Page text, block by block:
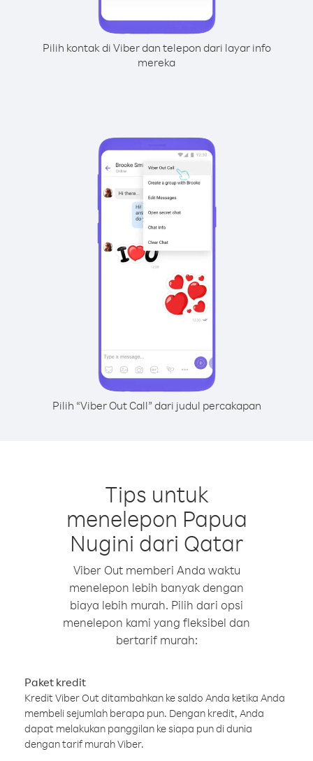
Pilih kontak di Viber dan telepon dari layar info
mereka
Pilih “Viber Out Call” dari judul percakapan
Tips untuk
menelepon Papua
Nugini dari Qatar
Viber Out memberi Anda waktu
menelepon lebih banyak dengan
biaya lebih murah. Pilih dari opsi
menelepon kami yang fleksibel dan
bertarif murah:
Paket kredit
Kredit Viber Out ditambahkan ke saldo Anda ketika Anda
membeli sejumlah berapa pun. Dengan kredit, Anda
dapat melakukan panggilan ke siapa pun di dunia
dengan tarif murah Viber.